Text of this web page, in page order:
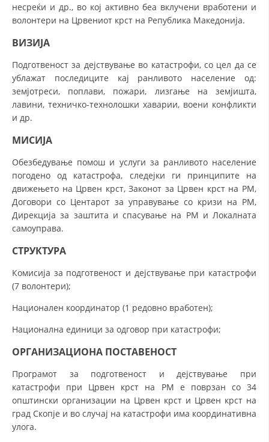
РАКОВОДЕН ОДБОР
СОБРАНИЕ
ПРОМОЦИЈА НА ХУМАНИ ВРЕДНОСТИ
УПОТРЕБА И ЗАШТИТА НА АМБЛЕМОТ
ПОДГОТВЕНОСТ И ДЕЈСТВО ПРИ КАТАСТРОФИ
ИСТРАЖУВАЊЕ НА ЈАВНО МИСЛЕЊЕ
МЕЃУНАРОДНА СОРАБОТКА
несреќи и др., во кој активно беа вклучени вработени и
волонтери на Црвениот крст на Република Македонија.
ВИЗИЈА
Подготвеност за дејствување во катастрофи, со цел да се
ублажат последиците кај ранливото население од:
земјотреси, поплави, пожари, лизгање на земјишта,
лавини, техничко-технолошки хаварии, воени конфликти
и др.
МИСИЈА
Обезбедување помош и услуги за ранливото население
погодено од катастрофа, следејки ги принципите на
движењето на Црвен крст, Законот за Црвен крст на РМ,
Договори со Центарот за управување со кризи на РМ,
Дирекција за заштита и спасување на РМ и Локалната
самоуправа.
СТРУКТУРА
Комисија за подготвеност и дејствување при катастрофи
(7 волонтери);
Национален координатор (1 редовно вработен);
Национална единици за одговор при катастрофи;
ОРГАНИЗАЦИОНА ПОСТАВЕНОСТ
Програмот за подготвеност и дејствување при
катастрофи при Црвен крст на РМ е поврзан со 34
општински организации на Црвен крст и Црвен крст на
град Скопје и во случај на катастрофи има координативна
улога.